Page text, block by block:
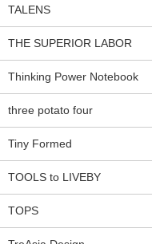
TALENS
THE SUPERIOR LABOR
Thinking Power Notebook
three potato four
Tiny Formed
TOOLS to LIVEBY
TOPS